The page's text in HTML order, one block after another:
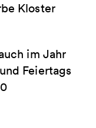
Kloster
im Jahr
Feiertags